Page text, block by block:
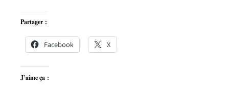
Partager :
Facebook X
J’aime ça :